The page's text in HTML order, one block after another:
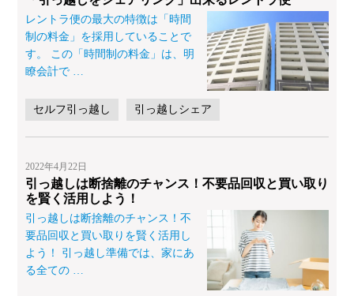
レントラ便の最大の特徴は「時間
制の料金」を採用していることで
す。 この「時間制の料金」は、明
瞭会計で …
セルフ引っ越し 引っ越しシェア
2022年4月22日
引っ越しは断捨離のチャンス！不要品回収と買い取り
を賢く活用しよう！
引っ越しは断捨離のチャンス！不
要品回収と買い取りを賢く活用し
よう！ 引っ越し準備では、家にあ
る全ての